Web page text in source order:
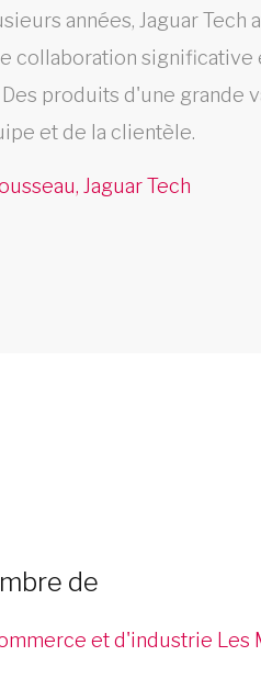
années, Jaguar Tech
collaboration significative
produits d'une grande
et de la clientèle.
Jaguar Tech
de